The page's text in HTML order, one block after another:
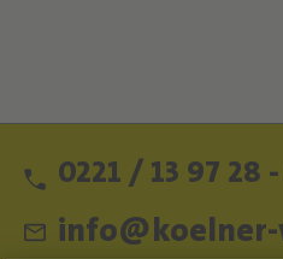
0221 / 13 97 28